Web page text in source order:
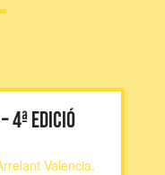
4ª EDICIÓ
Valencia,